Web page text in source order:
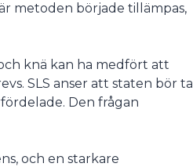
metoden började tillämpas,
knä kan ha medfört att
SLS anser att staten bör ta
Den frågan
och en starkare